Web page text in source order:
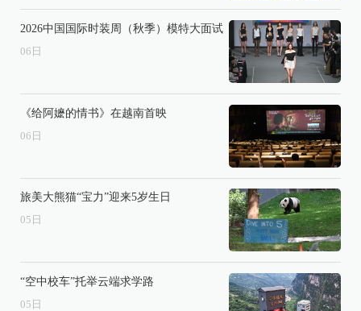
2026中国国际时装周（秋季）模特大面试
06 日
《给阿嬷的情书》在越南首映
06 日
旅美大熊猫“宝力”迎来5岁生日
05 日
“空中校车”托举云端求学路
05 日